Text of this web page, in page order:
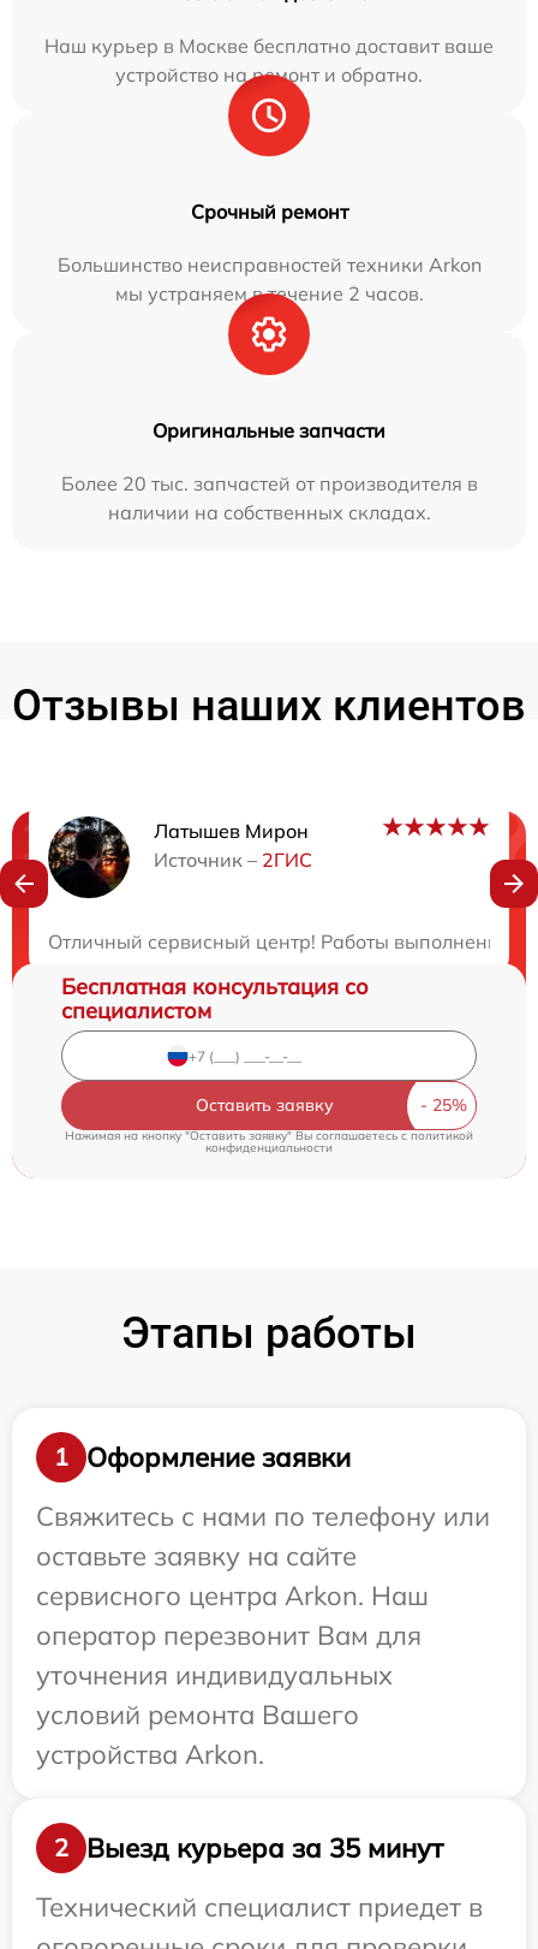
Наш курьер в Москве бесплатно доставит ваше
устройство на ремонт и обратно.
Срочный ремонт
Большинство неисправностей техники Arkon
мы устраняем в течение 2 часов.
Оригинальные запчасти
Более 20 тыс. запчастей от производителя в
наличии на собственных складах.
Отзывы наших клиентов
Латышев Мирон
Источник – 2ГИС
Отличный сервисный центр! Работы выполнены
Нужна консультация?
Бесплатная консультация со
специалистом
Оставить заявку
Нажимая на кнопку "Оставить заявку" Вы соглашаетесь c политикой
конфиденциальности
Этапы работы
1
Оформление заявки
Свяжитесь с нами по телефону или
оставьте заявку на сайте
сервисного центра Arkon. Наш
оператор перезвонит Вам для
уточнения индивидуальных
условий ремонта Вашего
устройства Arkon.
2
Выезд курьера за 35 минут
Технический специалист приедет в